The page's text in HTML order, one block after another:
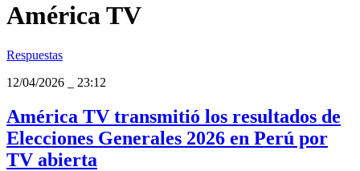
América TV
Respuestas
12/04/2026
23:12
América TV transmitió los resultados de
Elecciones Generales 2026 en Perú por
TV abierta